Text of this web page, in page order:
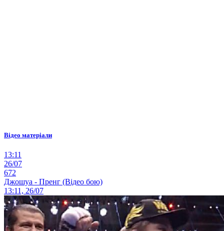
Відео матеріали
13:11
26/07
672
Джошуа - Пренг (Відео бою)
13:11, 26/07